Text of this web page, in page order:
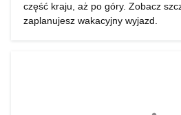
część kraju, aż po góry. Zobacz
zaplanujesz wakacyjny wyjazd.